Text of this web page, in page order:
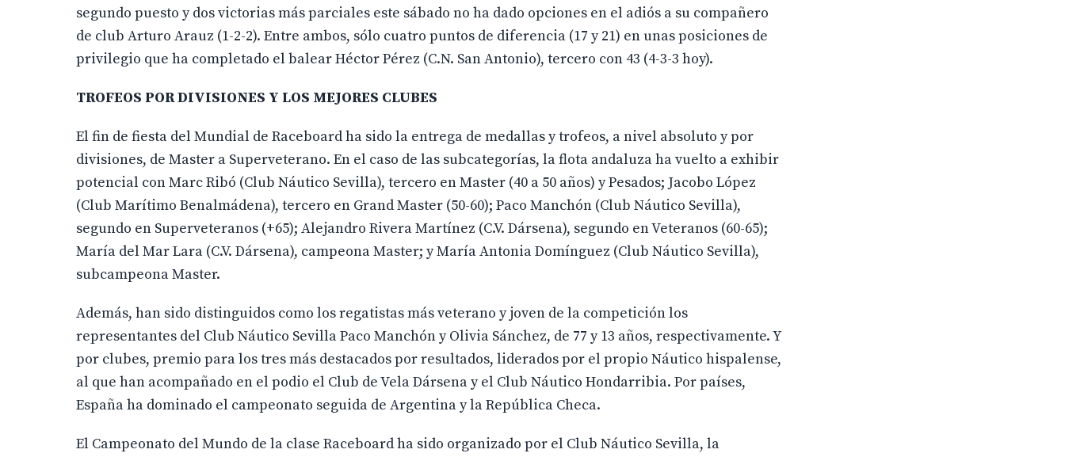
segundo puesto y dos victorias más parciales este sábado no ha dado opciones en el adiós a su compañero
de club Arturo Arauz (1-2-2). Entre ambos, sólo cuatro puntos de diferencia (17 y 21) en unas posiciones de
privilegio que ha completado el balear Héctor Pérez (C.N. San Antonio), tercero con 43 (4-3-3 hoy).
TROFEOS POR DIVISIONES Y LOS MEJORES CLUBES
El fin de fiesta del Mundial de Raceboard ha sido la entrega de medallas y trofeos, a nivel absoluto y por
divisiones, de Master a Superveterano. En el caso de las subcategorías, la flota andaluza ha vuelto a exhibir
potencial con Marc Ribó (Club Náutico Sevilla), tercero en Master (40 a 50 años) y Pesados; Jacobo López
(Club Marítimo Benalmádena), tercero en Grand Master (50-60); Paco Manchón (Club Náutico Sevilla),
segundo en Superveteranos (+65); Alejandro Rivera Martínez (C.V. Dársena), segundo en Veteranos (60-65);
María del Mar Lara (C.V. Dársena), campeona Master; y María Antonia Domínguez (Club Náutico Sevilla),
subcampeona Master.
Además, han sido distinguidos como los regatistas más veterano y joven de la competición los
representantes del Club Náutico Sevilla Paco Manchón y Olivia Sánchez, de 77 y 13 años, respectivamente. Y
por clubes, premio para los tres más destacados por resultados, liderados por el propio Náutico hispalense,
al que han acompañado en el podio el Club de Vela Dársena y el Club Náutico Hondarribia. Por países,
España ha dominado el campeonato seguida de Argentina y la República Checa.
El Campeonato del Mundo de la clase Raceboard ha sido organizado por el Club Náutico Sevilla, la